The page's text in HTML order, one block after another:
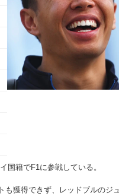
国籍でF1に参戦している。
も獲得できず、レッドブルのジ